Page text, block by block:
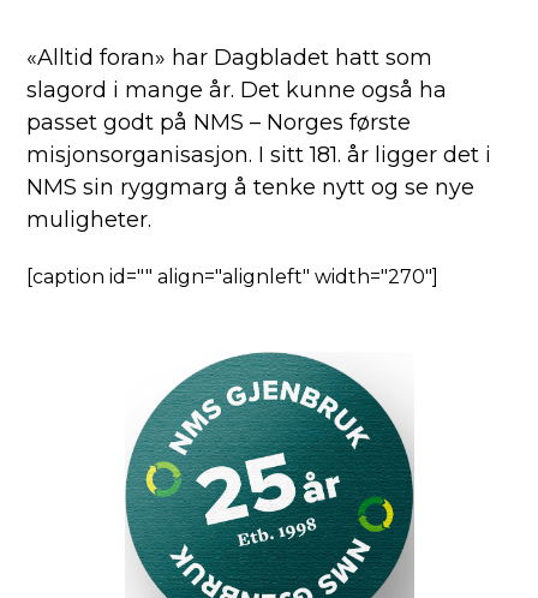
«Alltid foran» har Dagbladet hatt som
slagord i mange år. Det kunne også ha
passet godt på NMS – Norges første
misjonsorganisasjon. I sitt 181. år ligger det i
NMS sin ryggmarg å tenke nytt og se nye
muligheter.
[caption id="" align="alignleft" width="270"]